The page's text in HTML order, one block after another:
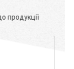
продукції